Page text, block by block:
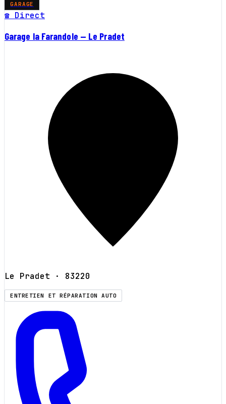
GARAGE
☎ Direct
Garage la Farandole — Le Pradet
Le Pradet · 83220
ENTRETIEN ET RÉPARATION AUTO